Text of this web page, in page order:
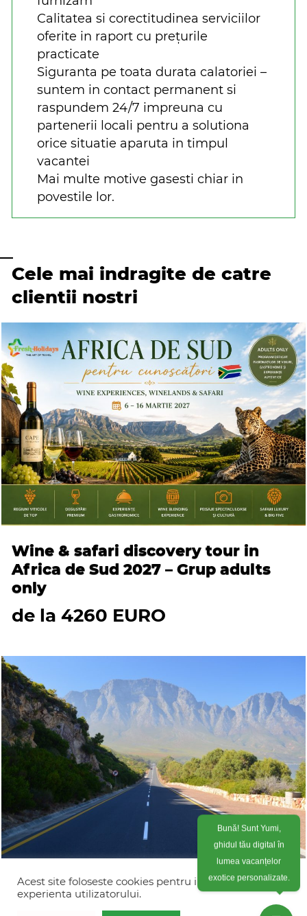
Calitatea si corectitudinea serviciilor
oferite in raport cu prețurile
practicate
Siguranta pe toata durata calatoriei –
suntem in contact permanent si
raspundem 24/7 impreuna cu
partenerii locali pentru a solutiona
orice situatie aparuta in timpul
vacantei
Mai multe motive gasesti chiar in
povestile lor.
Cele mai indragite de catre
clientii nostri
Wine & safari discovery tour in
Africa de Sud 2027 – Grup adults
only
de la 4260 EURO
Circuit Africa de Sud 2026 –
program self-drive pentru cupluri –
Acest site foloseste cookies pentru imbunatati
experienta utilizatorului.
Bună! Sunt Yumi,
ghidul tău digital în
lumea vacanțelor
exotice personalizate.